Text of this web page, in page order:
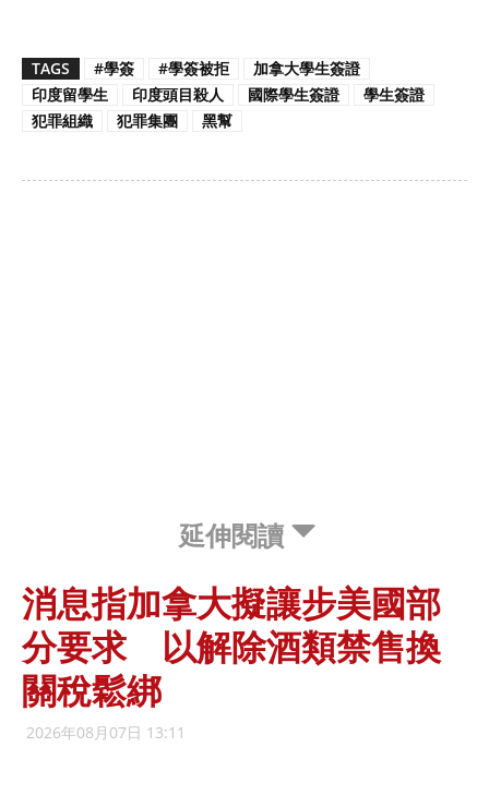
TAGS #學簽 #學簽被拒
加拿大學生簽證
印度留學生
印度頭目殺人 國際學生簽證
學生簽證
犯罪組織
犯罪集團 黑幫
延伸閱讀
消息指加拿大擬讓步美國部
分要求 以解除酒類禁售換
關稅鬆綁
2026年08月07日 13:11